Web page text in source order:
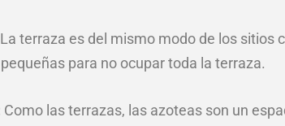
La terraza es del mismo modo de los sitios
para no ocupar toda la terraza.
Como las terrazas, las azoteas son un